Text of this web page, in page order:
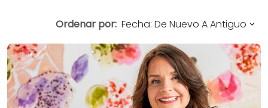
Ordenar por: